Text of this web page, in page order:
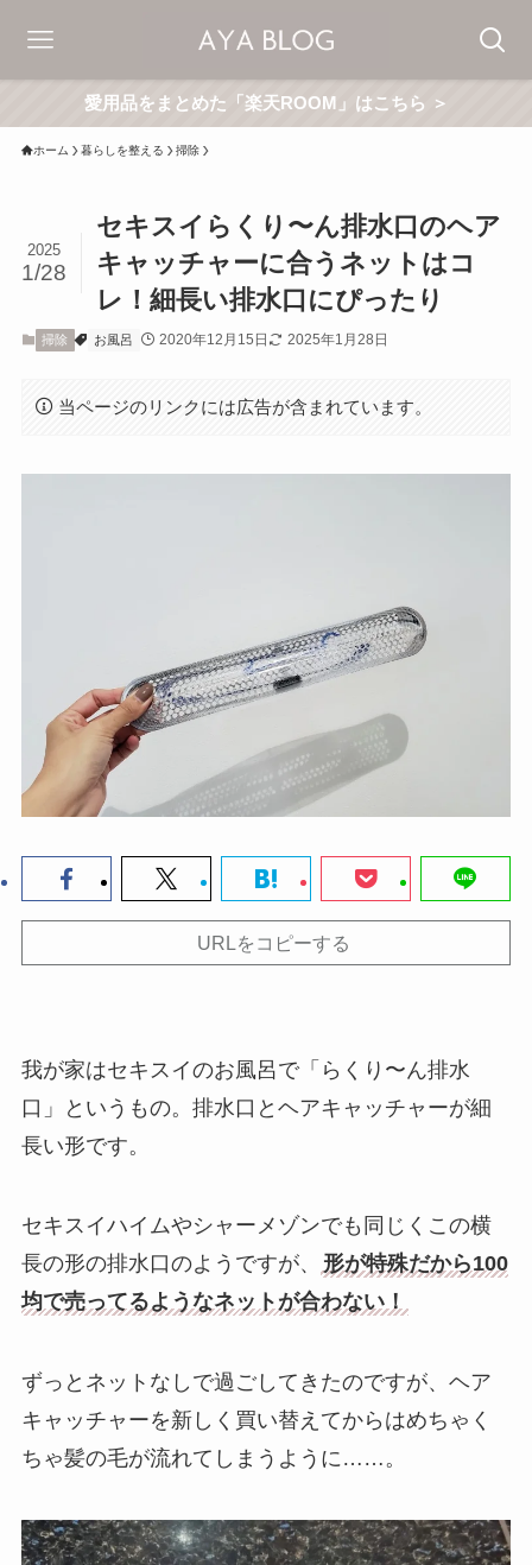
愛用品をまとめた「楽天ROOM」はこちら ＞
ホーム 暮らしを整える 掃除
セキスイらくり〜ん排水口のヘア
キャッチャーに合うネットはコ
レ！細長い排水口にぴったり
2025
1/28
掃除 お風呂 2020年12月15日 2025年1月28日
当ページのリンクには広告が含まれています。
URLをコピーする
我が家はセキスイのお風呂で「らくり〜ん排水
口」というもの。排水口とヘアキャッチャーが細
長い形です。
セキスイハイムやシャーメゾンでも同じくこの横
長の形の排水口のようですが、
形が特殊だから100
均で売ってるようなネットが合わない！
ずっとネットなしで過ごしてきたのですが、ヘア
キャッチャーを新しく買い替えてからはめちゃく
ちゃ髪の毛が流れてしまうように……。